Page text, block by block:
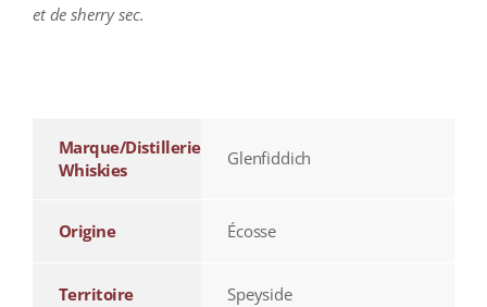
et de sherry sec.
Marque/Distillerie
Whiskies
Glenfiddich
Origine Écosse
Territoire Speyside